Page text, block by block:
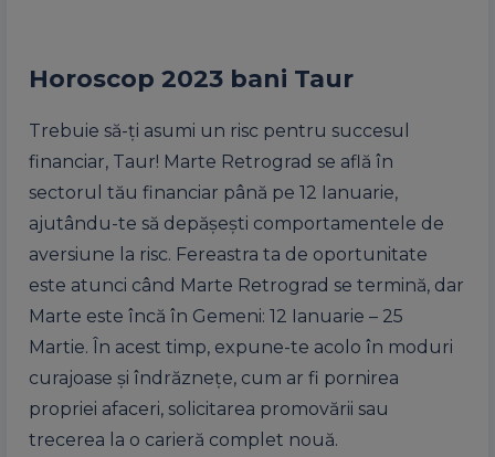
Horoscop 2023 bani Taur
Trebuie să-ți asumi un risc pentru succesul
financiar, Taur! Marte Retrograd se află în
sectorul tău financiar până pe 12 Ianuarie,
ajutându-te să depășești comportamentele de
aversiune la risc. Fereastra ta de oportunitate
este atunci când Marte Retrograd se termină, dar
Marte este încă în Gemeni: 12 Ianuarie – 25
Martie. În acest timp, expune-te acolo în moduri
curajoase și îndrăznețe, cum ar fi pornirea
propriei afaceri, solicitarea promovării sau
trecerea la o carieră complet nouă.